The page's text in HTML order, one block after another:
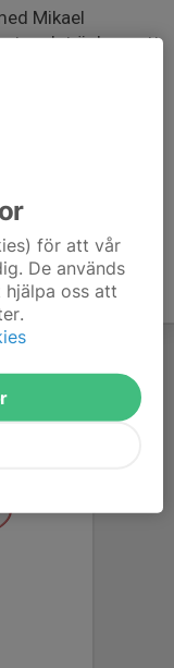
Mikael
det är bara att
för att vår
De används
oss att